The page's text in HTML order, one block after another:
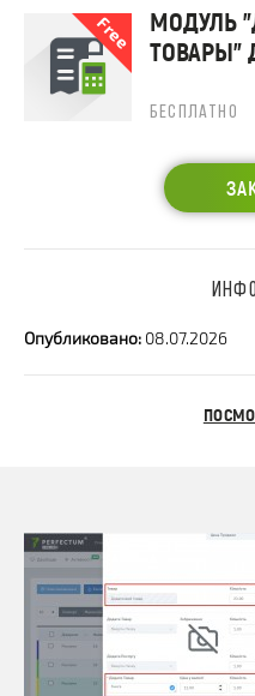
МОДУЛЬ
ТОВАРЫ"
БЕСПЛАТНО
Опубликовано: 08.07.2026